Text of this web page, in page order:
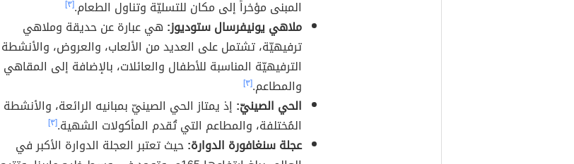
المبنى مؤخراً إلى مكان للتسليّة وتناول الطعام.[٣]
ملاهي يونيفرسال ستوديوز: هي عبارة عن حديقة وملاهي
ترفيهيّة، تشتمل على العديد من الألعاب، والعروض، والأنشطة
الترفيهيّة المناسبة للأطفال والعائلات، بالإضافة إلى المقاهي
والمطاعم.[٣]
الحي الصينيّ: إذ يمتاز الحي الصينيّ بمبانيه الرائعة، والأنشطة
المُختلفة، والمطاعم التي تُقدم المأكولات الشهية.[٣]
عجلة سنغافورة الدوارة:حيث تعتبر العجلة الدوارة الأكبر في